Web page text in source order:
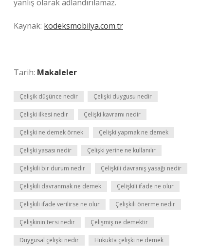
yanlış olarak adlandırılamaz.
Kaynak: kodeksmobilya.com.tr
Tarih: Makaleler
Çelişik düşünce nedir Çelişki duygusu nedir
Çelişki ilkesi nedir Çelişki kavramı nedir
Çelişki ne demek örnek Çelişki yapmak ne demek
Çelişki yasası nedir Çelişki yerine ne kullanılır
Çelişkili bir durum nedir Çelişkili davranış yasağı nedir
Çelişkili davranmak ne demek Çelişkili ifade ne olur
Çelişkili ifade verilirse ne olur Çelişkili önerme nedir
Çelişkinin tersi nedir Çelişmiş ne demektir
Duygusal çelişki nedir Hukukta çelişki ne demek